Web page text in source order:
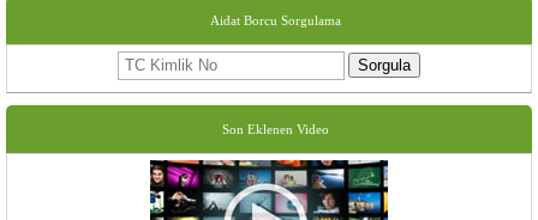
Aidat Borcu Sorgulama
Sorgula
Son Eklenen Video